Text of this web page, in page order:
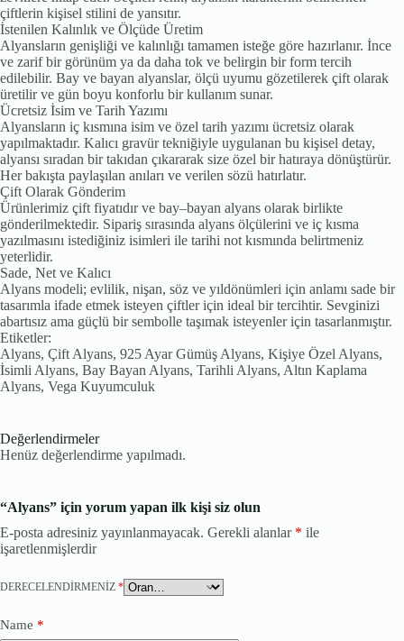
çiftlerin kişisel stilini de yansıtır.
İstenilen Kalınlık ve Ölçüde Üretim
Alyansların genişliği ve kalınlığı tamamen isteğe göre hazırlanır. İnce
ve zarif bir görünüm ya da daha tok ve belirgin bir form tercih
edilebilir. Bay ve bayan alyanslar, ölçü uyumu gözetilerek çift olarak
üretilir ve gün boyu konforlu bir kullanım sunar.
Ücretsiz İsim ve Tarih Yazımı
Alyansların iç kısmına isim ve özel tarih yazımı ücretsiz olarak
yapılmaktadır. Kalıcı gravür tekniğiyle uygulanan bu kişisel detay,
alyansı sıradan bir takıdan çıkararak size özel bir hatıraya dönüştürür.
Her bakışta paylaşılan anıları ve verilen sözü hatırlatır.
Çift Olarak Gönderim
Ürünlerimiz çift fiyatıdır ve bay–bayan alyans olarak birlikte
gönderilmektedir. Sipariş sırasında alyans ölçülerini ve iç kısma
yazılmasını istediğiniz isimleri ile tarihi not kısmında belirtmeniz
yeterlidir.
Sade, Net ve Kalıcı
Alyans modeli; evlilik, nişan, söz ve yıldönümleri için anlamı sade bir
tasarımla ifade etmek isteyen çiftler için ideal bir tercihtir. Sevginizi
abartısız ama güçlü bir sembolle taşımak isteyenler için tasarlanmıştır.
Etiketler:
Alyans, Çift Alyans, 925 Ayar Gümüş Alyans, Kişiye Özel Alyans,
İsimli Alyans, Bay Bayan Alyans, Tarihli Alyans, Altın Kaplama
Alyans, Vega Kuyumculuk
Değerlendirmeler
Henüz değerlendirme yapılmadı.
“Alyans” için yorum yapan ilk kişi siz olun
E-posta adresiniz yayınlanmayacak. Gerekli alanlar * ile
işaretlenmişlerdir
DERECELENDIRMENIZ *
Name *